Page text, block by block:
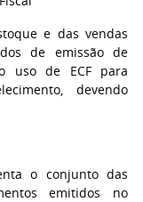
e das vendas
de emissão de
uso de ECF para
devendo
o conjunto das
emitidos no